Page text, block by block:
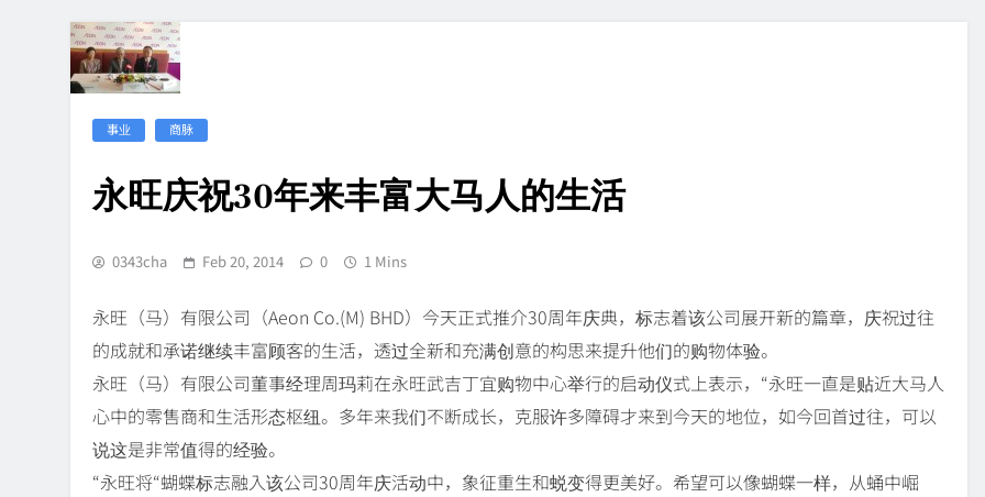
事业 商脉
永旺庆祝30年来丰富大马人的生活
0343cha Feb 20, 2014 0 1 Mins
永旺（马）有限公司（Aeon Co.(M) BHD）今天正式推介30周年庆典，标志着该公司展开新的篇章，庆祝过往
的成就和承诺继续丰富顾客的生活，透过全新和充满创意的构思来提升他们的购物体验。
永旺（马）有限公司董事经理周玛莉在永旺武吉丁宜购物中心举行的启动仪式上表示，“永旺一直是贴近大马人
心中的零售商和生活形态枢纽。多年来我们不断成长，克服许多障碍才来到今天的地位，如今回首过往，可以
说这是非常值得的经验。
“永旺将“蝴蝶标志融入该公司30周年庆活动中，象征重生和蜕变得更美好。希望可以像蝴蝶一样，从蛹中崛